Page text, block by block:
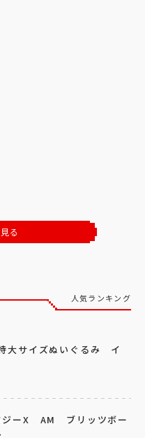
る
人気ランキング
大サイズぬいぐるみ イ
ジーX AM ブリッツボー